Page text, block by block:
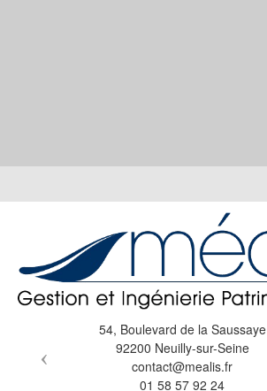
54, Boulevard de la Saussaye
92200 Neuilly-sur-Seine
contact@mealis.fr
01 58 57 92 24
Previous